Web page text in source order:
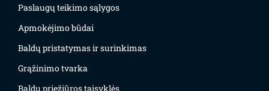
Paslaugų teikimo sąlygos
Apmokėjimo būdai
Baldų pristatymas ir surinkimas
Grąžinimo tvarka
Baldų priežiūros taisyklės